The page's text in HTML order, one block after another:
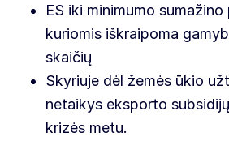
ES iki minimumo sumažino
kuriomis iškraipoma
skaičių
Skyriuje dėl žemės ūkio
netaikys eksporto
krizės metu.